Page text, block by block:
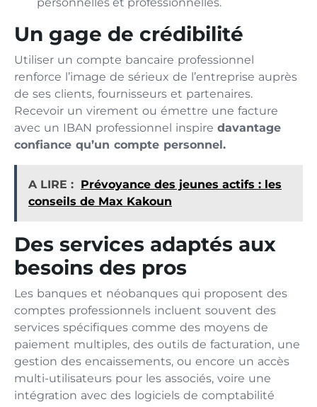
personnelles et professionnelles.
Un gage de crédibilité
Utiliser un compte bancaire professionnel
renforce l’image de sérieux de l’entreprise auprès
de ses clients, fournisseurs et partenaires.
Recevoir un virement ou émettre une facture
avec un IBAN professionnel inspire davantage
confiance qu’un compte personnel.
A LIRE : Prévoyance des jeunes actifs : les
conseils de Max Kakoun
Des services adaptés aux
besoins des pros
Les banques et néobanques qui proposent des
comptes professionnels incluent souvent des
services spécifiques comme des moyens de
paiement multiples, des outils de facturation, une
gestion des encaissements, ou encore un accès
multi-utilisateurs pour les associés, voire une
intégration avec des logiciels de comptabilité